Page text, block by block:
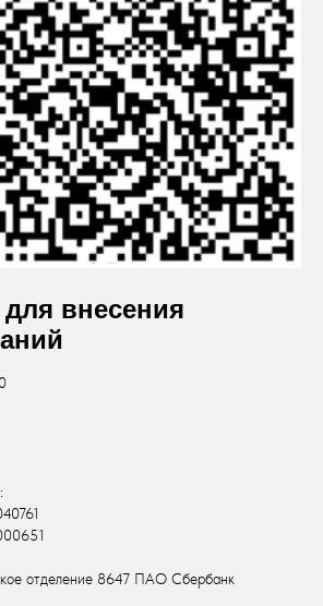
внесения
отделение 8647 ПАО Сбербанк